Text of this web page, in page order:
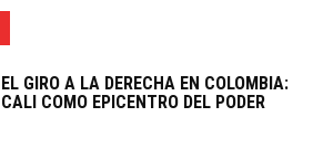
EL GIRO A LA DERECHA EN COLOMBIA:
CALI COMO EPICENTRO DEL PODER